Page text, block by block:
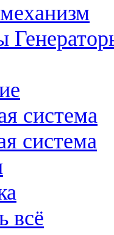
система
система
всё